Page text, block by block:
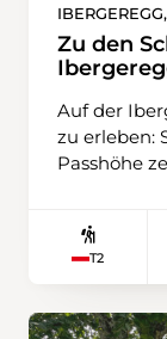
Zu den
Auf der
zu erleben:
Passhöhe
ragen die
dem
Käsekeller.
T2